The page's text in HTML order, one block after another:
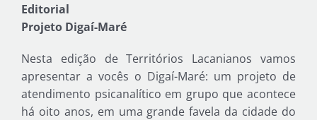
Editorial
Projeto Digaí-Maré
Nesta edição de Territórios Lacanianos vamos
apresentar a vocês o Digaí-Maré: um projeto de
atendimento psicanalítico em grupo que acontece
há oito anos, em uma grande favela da cidade do